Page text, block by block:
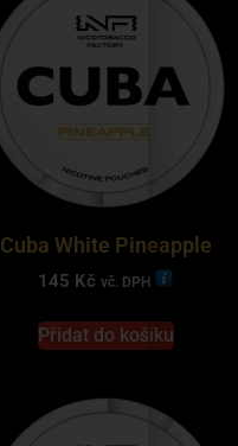
Cuba White Pineapple
145 Kč vč. DPH
Přidat do košíku